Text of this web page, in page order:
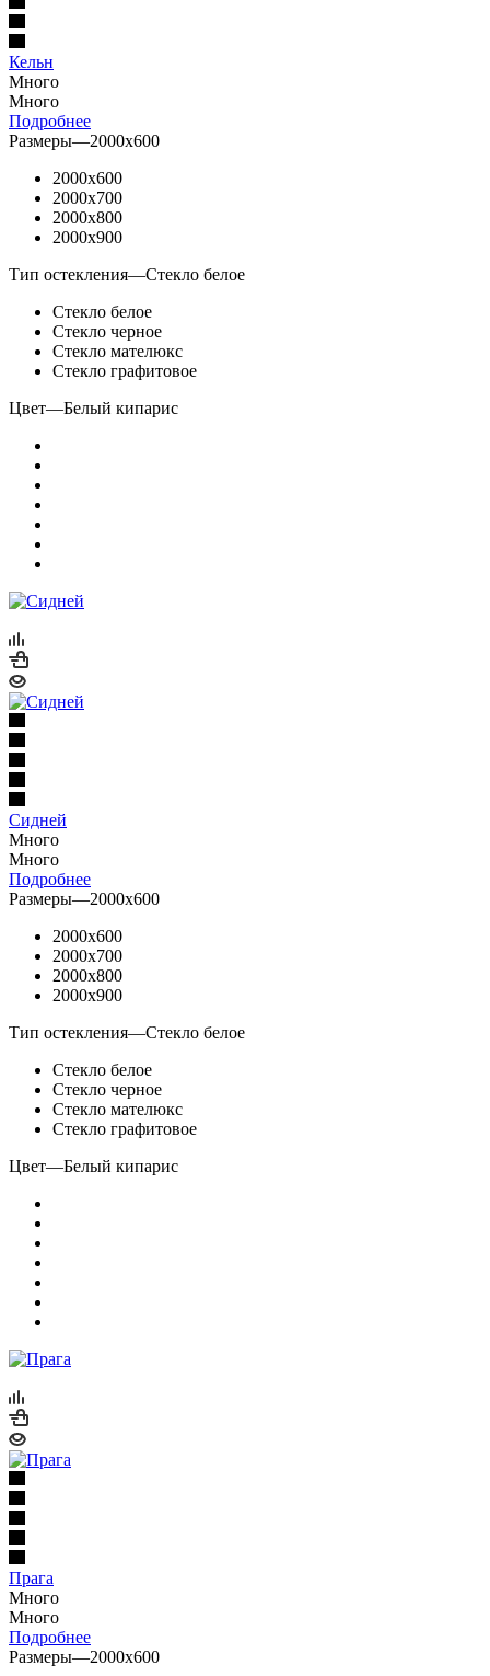
Кельн
Много
Много
Подробнее
Размеры—2000x600
2000x600
2000x700
2000x800
2000x900
Тип остекления—Стекло белое
Стекло белое
Стекло черное
Стекло мателюкс
Стекло графитовое
Цвет—Белый кипарис
Сидней
Много
Много
Подробнее
Размеры—2000x600
2000x600
2000x700
2000x800
2000x900
Тип остекления—Стекло белое
Стекло белое
Стекло черное
Стекло мателюкс
Стекло графитовое
Цвет—Белый кипарис
Прага
Много
Много
Подробнее
Размеры—2000x600